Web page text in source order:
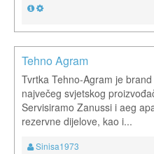
Tehno Agram
Tvrtka Tehno-Agram je
največeg svjetskog
Servisiramo Zanussi i aeg
rezervne dijelove, kao i...
Sinisa1973